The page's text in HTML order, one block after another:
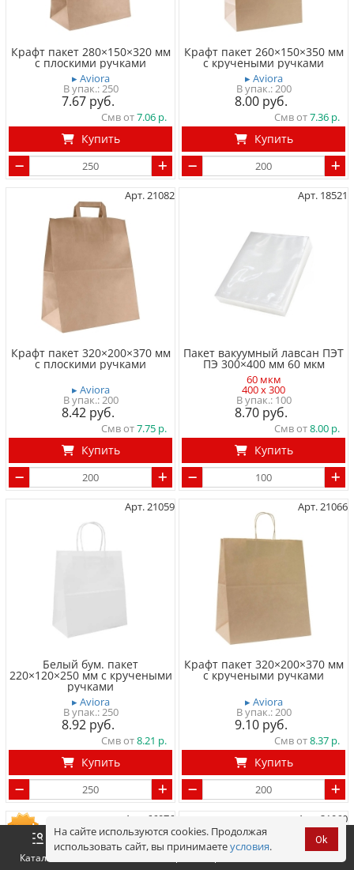
Крафт пакет 280×150×320 мм
с плоскими ручками
▸ Aviora
250
7.67
Смв от7.06
Купить
Крафт пакет 260×150×350 мм
с кручеными ручками
▸ Aviora
200
8.00
Смв от7.36
Купить
Арт. 21082
Крафт пакет 320×200×370 мм
с плоскими ручками
▸ Aviora
200
8.42
Смв от7.75
Купить
Арт. 18521
Пакет вакуумный лавсан ПЭТ
ПЭ 300×400 мм 60 мкм
60 мкм
400 x 300
100
8.70
Смв от8.00
Купить
Арт. 21059
Белый бум. пакет
220×120×250 мм с кручеными
ручками
▸ Aviora
250
8.92
Смв от8.21
Купить
Арт. 21066
Крафт пакет 320×200×370 мм
с кручеными ручками
▸ Aviora
200
9.10
Смв от8.37
Купить
Арт. 66076 Арт. 21060
Каталог Корзина
Оформить
На сайте используются cookies. Продолжая
использовать сайт, вы принимаетеусловия. Ok